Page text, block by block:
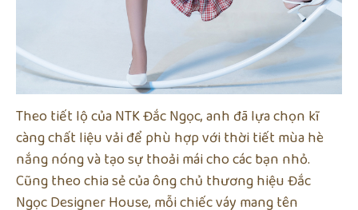
Theo tiết lộ của NTK Đắc Ngọc, anh đã lựa chọn kĩ
càng chất liệu vải để phù hợp với thời tiết mùa hè
nắng nóng và tạo sự thoải mái cho các bạn nhỏ.
Cũng theo chia sẻ của ông chủ thương hiệu Đắc
Ngọc Designer House, mỗi chiếc váy mang tên